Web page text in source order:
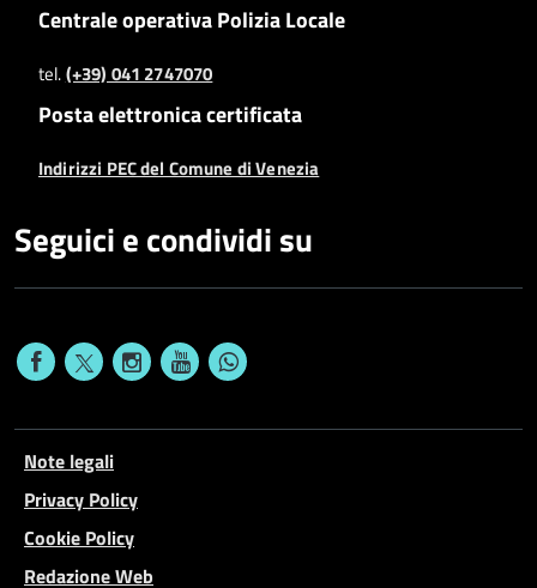
Centrale operativa Polizia Locale
tel.(+39) 041 2747070
Posta elettronica certificata
Indirizzi PEC del Comune di Venezia
Seguici e condividi su
Note legali
Privacy Policy
Cookie Policy
Redazione Web